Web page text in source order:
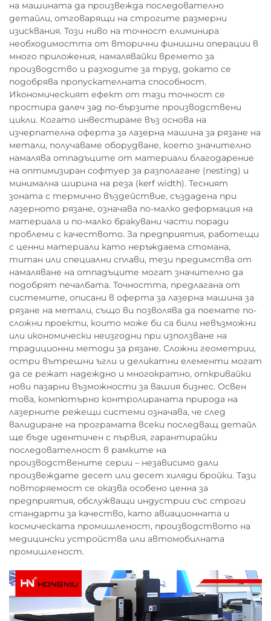
на машината да произвежда последователно
детайли, отговарящи на строгите размерни
изисквания. Този ниво на точност елиминира
необходимостта от вторични финишни операции в
много приложения, намалявайки времето за
производство и разходите за труд, докато се
подобрява пропускателната способност.
Икономическият ефект от тази точност се
простира далеч зад по-бързите производствени
цикли. Когато инвестираме въз основа на
изчерпателна оферта за лазерна машина за рязане на
метали, получаваме оборудване, което значително
намалява отпадъците от материали благодарение
на оптимизиран софтуер за разполагане (nesting) и
минимална ширина на реза (kerf width). Тесният
зоната с термично въздействие, създадена при
лазерното рязане, означава по-малко деформация на
материала и по-малко бракувани части поради
проблеми с качеството. За предприятия, работещи
с ценни материали като неръждаема стомана,
титан или специални сплави, тези предимства от
намаляване на отпадъците могат значително да
подобрят печалбата. Точността, предлагана от
системите, описани в оферта за лазерна машина за
рязане на метали, също ви позволява да поемате по-
сложни проекти, които може би са били невъзможни
или икономически неизгодни при използване на
традиционни методи за рязане. Сложни геометрии,
остри вътрешни ъгли и деликатни елементи могат
да се режат надеждно и многократно, откривайки
нови пазарни възможности за вашия бизнес. Освен
това, компютърно контролираната природа на
лазерните режещи системи означава, че след
валидиране на програмата всеки последващ детайл
ще бъде идентичен с първия, гарантирайки
последователност в рамките на
производствените серии – независимо дали
произвеждате десет или десет хиляди бройки. Тази
повторяемост се оказва особено ценна за
предприятия, обслужващи индустрии със строги
стандарти за качество, като авиационната и
космическата промишленост, производството на
медицински устройства или автомобилната
промишленост.